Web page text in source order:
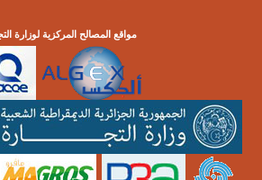
مواقع المصالح المركزية لوزارة